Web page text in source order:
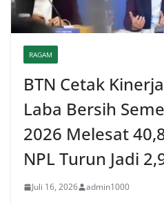
RAGAM
BTN Cetak
Laba Bersih
2026 Melesat
NPL Turun Jadi
Juli 16, 2026 admin1000